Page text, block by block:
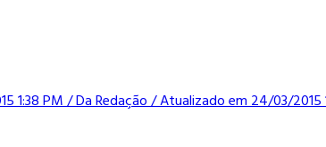
PM / Da Redação / Atualizado em 24/03/